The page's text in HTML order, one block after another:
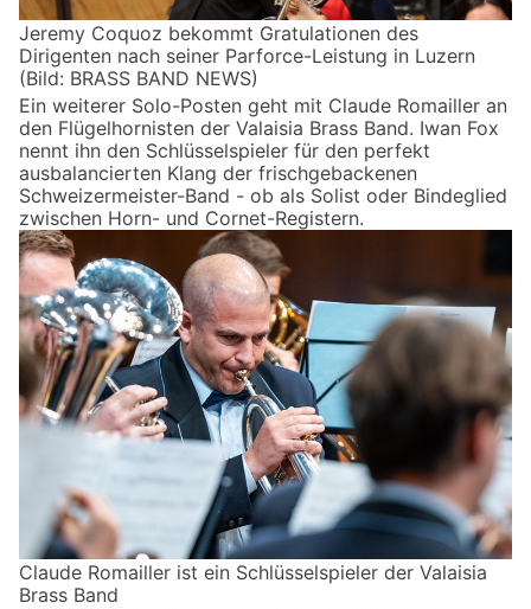
Jeremy Coquoz bekommt Gratulationen des
Dirigenten nach seiner Parforce-Leistung in Luzern
(Bild: BRASS BAND NEWS)
Ein weiterer Solo-Posten geht mit Claude Romailler an
den Flügelhornisten der Valaisia Brass Band. Iwan Fox
nennt ihn den Schlüsselspieler für den perfekt
ausbalancierten Klang der frischgebackenen
Schweizermeister-Band - ob als Solist oder Bindeglied
zwischen Horn- und Cornet-Registern.
Claude Romailler ist ein Schlüsselspieler der Valaisia
Brass Band